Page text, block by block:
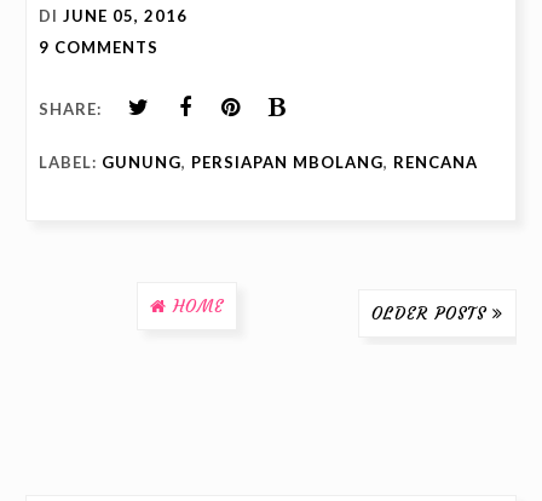
DI JUNE 05, 2016
9 COMMENTS
SHARE:
LABEL: GUNUNG, PERSIAPAN MBOLANG, RENCANA
OLDER POSTS
HOME